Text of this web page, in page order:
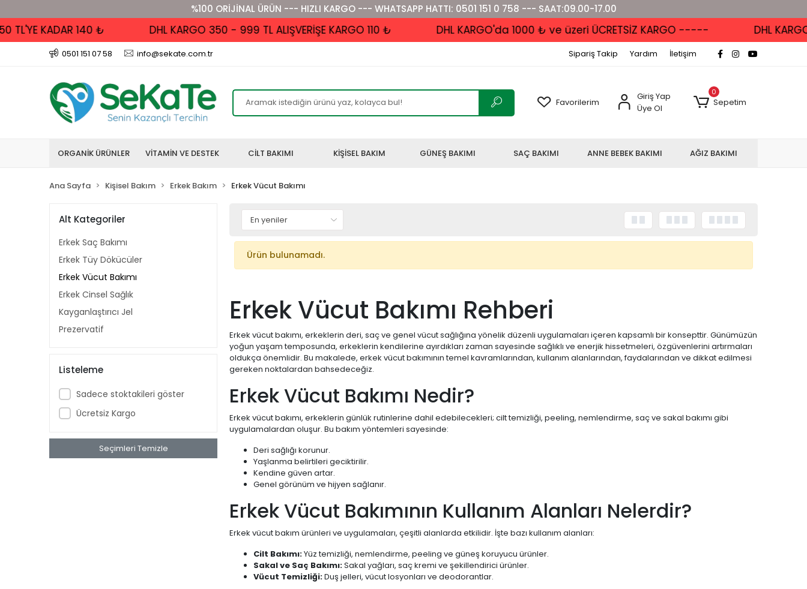
%100 ORİJİNAL ÜRÜN --- HIZLI KARGO --- WHATSAPP HATTI: 0501 151 0 758 --- SAAT:09.00-17.00
KADAR 140 ₺ DHL KARGO 350 - 999 TL ALIŞVERİŞE KARGO 110 ₺ DHL KARGO'da 1000 ₺ ve üzeri ÜCRETSİZ KARGO ----- DHL
0501 151 07 58 info@sekate.com.tr Sipariş Takip Yardım İletişim
Favorilerim
Giriş Yap
Üye Ol
0
Sepetim
ORGANİK ÜRÜNLER VİTAMİN VE DESTEK CİLT BAKIMI KİŞİSEL BAKIM GÜNEŞ BAKIMI SAÇ BAKIMI ANNE BEBEK BAKIMI AĞIZ BAKIMI
Ana Sayfa Kişisel Bakım Erkek Bakım Erkek Vücut Bakımı
Alt Kategoriler
Erkek Saç Bakımı
Erkek Tüy Dökücüler
Erkek Vücut Bakımı
Erkek Cinsel Sağlık
Kayganlaştırıcı Jel
Prezervatif
Listeleme
Sadece stoktakileri göster
Ücretsiz Kargo
Seçimleri Temizle
Ürün bulunamadı.
Erkek Vücut Bakımı Rehberi
Erkek vücut bakımı, erkeklerin deri, saç ve genel vücut sağlığına yönelik düzenli uygulamaları içeren kapsamlı bir konsepttir. Günümüzün
yoğun yaşam temposunda, erkeklerin kendilerine ayırdıkları zaman sayesinde sağlıklı ve enerjik hissetmeleri, özgüvenlerini artırmaları
oldukça önemlidir. Bu makalede, erkek vücut bakımının temel kavramlarından, kullanım alanlarından, faydalarından ve dikkat edilmesi
gereken noktalardan bahsedeceğiz.
Erkek Vücut Bakımı Nedir?
Erkek vücut bakımı, erkeklerin günlük rutinlerine dahil edebilecekleri; cilt temizliği, peeling, nemlendirme, saç ve sakal bakımı gibi
uygulamalardan oluşur. Bu bakım yöntemleri sayesinde:
Deri sağlığı korunur.
Yaşlanma belirtileri geciktirilir.
Kendine güven artar.
Genel görünüm ve hijyen sağlanır.
Erkek Vücut Bakımının Kullanım Alanları Nelerdir?
Erkek vücut bakım ürünleri ve uygulamaları, çeşitli alanlarda etkilidir. İşte bazı kullanım alanları:
Cilt Bakımı:Yüz temizliği, nemlendirme, peeling ve güneş koruyucu ürünler.
Sakal ve Saç Bakımı:Sakal yağları, saç kremi ve şekillendirici ürünler.
Vücut Temizliği:Duş jelleri, vücut losyonları ve deodorantlar.